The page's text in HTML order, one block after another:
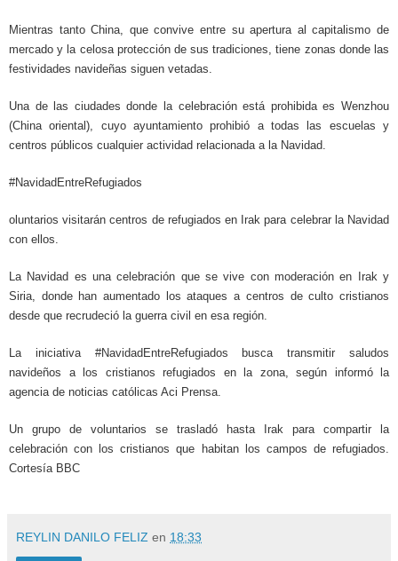
Mientras tanto China, que convive entre su apertura al capitalismo de
mercado y la celosa protección de sus tradiciones, tiene zonas donde las
festividades navideñas siguen vetadas.
Una de las ciudades donde la celebración está prohibida es Wenzhou
(China oriental), cuyo ayuntamiento prohibió a todas las escuelas y
centros públicos cualquier actividad relacionada a la Navidad.
#NavidadEntreRefugiados
oluntarios visitarán centros de refugiados en Irak para celebrar la Navidad
con ellos.
La Navidad es una celebración que se vive con moderación en Irak y
Siria, donde han aumentado los ataques a centros de culto cristianos
desde que recrudeció la guerra civil en esa región.
La iniciativa #NavidadEntreRefugiados busca transmitir saludos
navideños a los cristianos refugiados en la zona, según informó la
agencia de noticias católicas Aci Prensa.
Un grupo de voluntarios se trasladó hasta Irak para compartir la
celebración con los cristianos que habitan los campos de refugiados.
Cortesía BBC
REYLIN DANILO FELIZ en 18:33